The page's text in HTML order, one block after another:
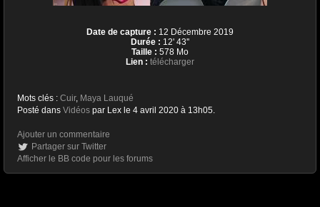
Date de capture : 12 Décembre 2019
Durée : 12' 43''
Taille : 578 Mo
Lien : télécharger
Mots clés : Cuir, Maya Lauqué
Posté dans Vidéos par Lex le 4 avril 2020 à 13h05.
Ajouter un commentaire
Partager sur Twitter
Afficher le BB code pour les forums